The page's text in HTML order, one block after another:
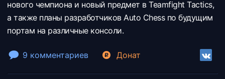
нового чемпиона и новый предмет в Teamfight Tactics,
а также планы разработчиков Auto Chess по будущим
портам на различные консоли.
9 комментариев Донат